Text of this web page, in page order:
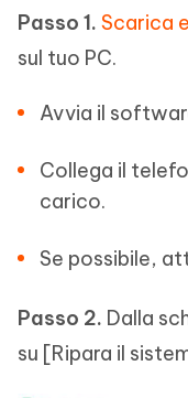
Passo 1. Scarica
sul tuo PC.
Avvia il
Collega il
carico.
Se possibile,
Passo 2. Dalla
su [Ripara il